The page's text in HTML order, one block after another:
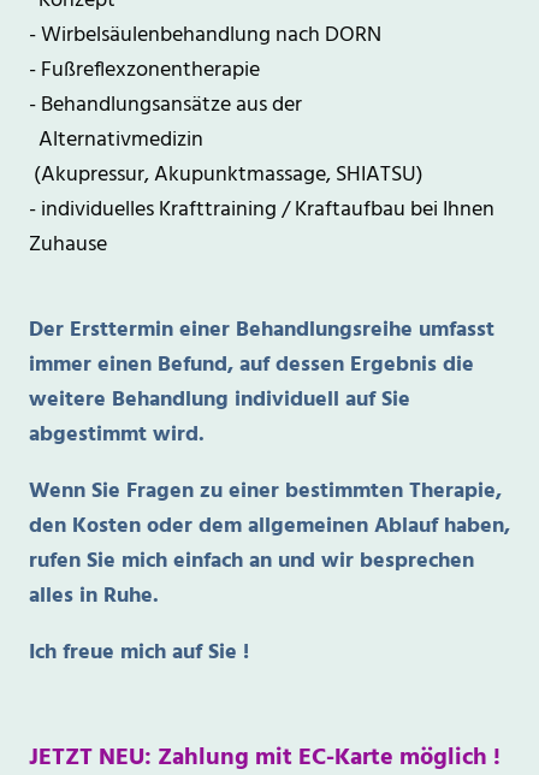
- Wirbelsäulenbehandlung nach DORN
- Fußreflexzonentherapie
- Behandlungsansätze aus der
Alternativmedizin
(Akupressur, Akupunktmassage, SHIATSU)
- individuelles Krafttraining / Kraftaufbau bei Ihnen
Zuhause
Der Ersttermin einer Behandlungsreihe umfasst
immer einen Befund, auf dessen Ergebnis die
weitere Behandlung individuell auf Sie
abgestimmt wird.
Wenn Sie Fragen zu einer bestimmten Therapie,
den Kosten oder dem allgemeinen Ablauf haben,
rufen Sie mich einfach an und wir besprechen
alles in Ruhe.
Ich freue mich auf Sie !
JETZT NEU: Zahlung mit EC-Karte möglich !